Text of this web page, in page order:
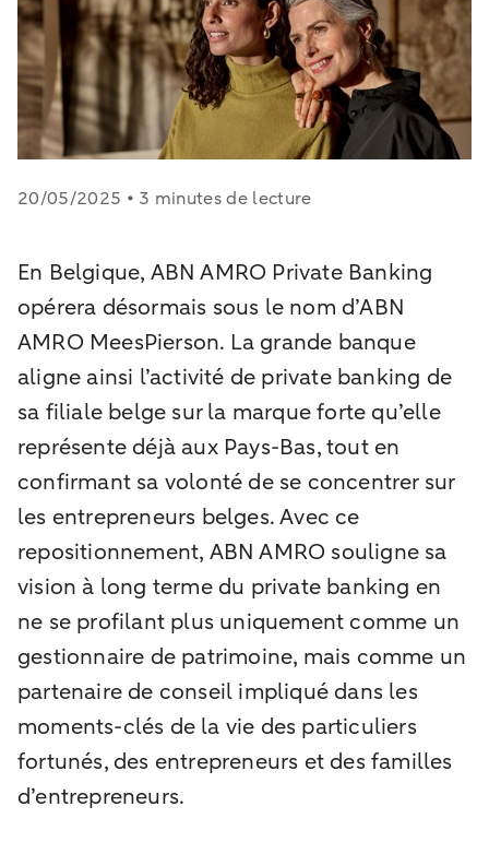
20/05/2025 • 3 minutes de lecture
En Belgique, ABN AMRO Private Banking
opérera désormais sous le nom d’ABN
AMRO MeesPierson. La grande banque
aligne ainsi l’activité de private banking de
sa filiale belge sur la marque forte qu’elle
représente déjà aux Pays-Bas, tout en
confirmant sa volonté de se concentrer sur
les entrepreneurs belges. Avec ce
repositionnement, ABN AMRO souligne sa
vision à long terme du private banking en
ne se profilant plus uniquement comme un
gestionnaire de patrimoine, mais comme un
partenaire de conseil impliqué dans les
moments-clés de la vie des particuliers
fortunés, des entrepreneurs et des familles
d’entrepreneurs.